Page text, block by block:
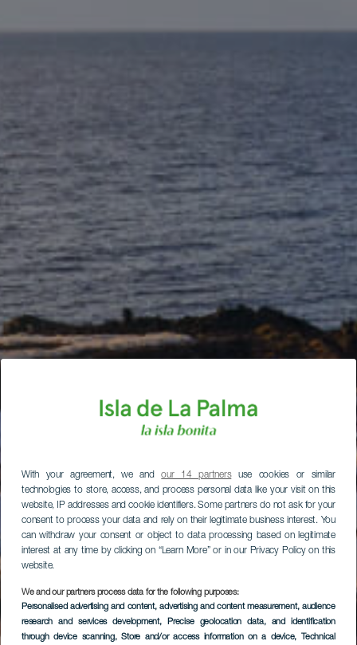
With your agreement, we andour 14 partnersuse cookies or similar
technologies to store, access, and process personal data like your visit on this
website, IP addresses and cookie identifiers. Some partners do not ask for your
consent to process your data and rely on their legitimate business interest. You
can withdraw your consent or object to data processing based on legitimate
interest at any time by clicking on “Learn More” or in our Privacy Policy on this
website.
We and our partners process data for the following purposes:
Personalised advertising and content, advertising and content measurement, audience
research and services development, Precise geolocation data, and identification
through device scanning, Store and/or access information on a device, Technical